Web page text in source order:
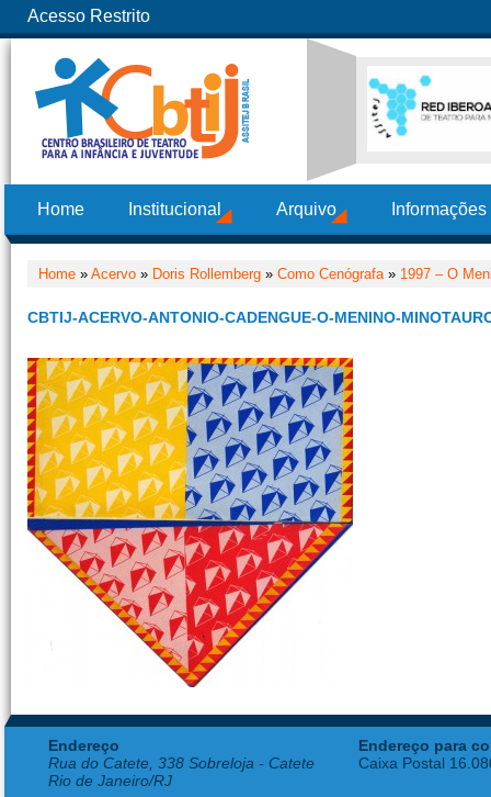
Acesso Restrito
Home Institucional Arquivo
Home » Acervo » Doris Rollemberg » Como Cenógrafa» 1997 – O
CBTIJ-ACERVO-ANTONIO-CADENGUE-O-MENINO-
Endereço
Rua do Catete, 338 Sobreloja - Catete
Rio de Janeiro/RJ
Endereço para
Caixa Postal